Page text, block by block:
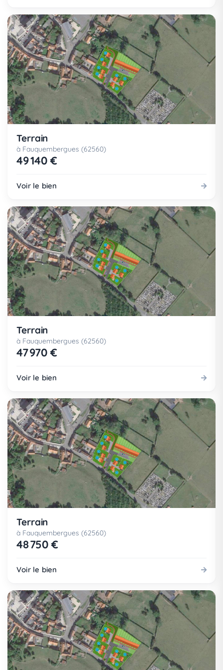
Terrain
à Fauquembergues (62560)
49 140 €
Voir le bien
Terrain
à Fauquembergues (62560)
47 970 €
Voir le bien
Terrain
à Fauquembergues (62560)
48 750 €
Voir le bien